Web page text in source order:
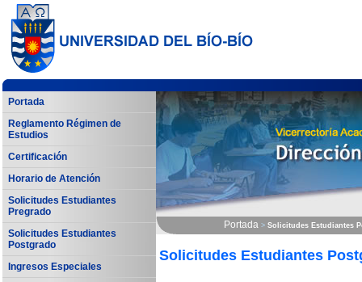
Portada
Reglamento Régimen de
Estudios
Certificación
Horario de Atención
Solicitudes Estudiantes
Pregrado
Solicitudes Estudiantes
Postgrado
Ingresos Especiales
Portada > Solicitudes Estudiantes
Solicitudes Estudiantes